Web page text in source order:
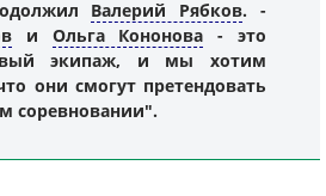
Валерий Рябков. -
и Ольга Кононова - это
экипаж, и мы хотим
они смогут претендовать
соревновании".